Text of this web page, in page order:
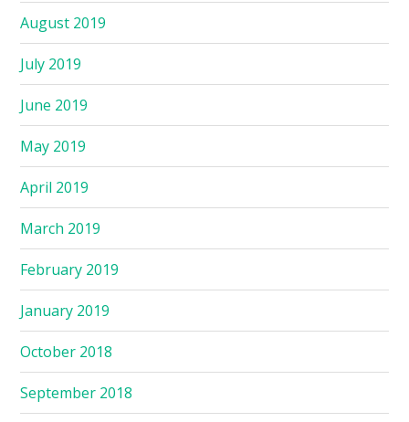
August 2019
July 2019
June 2019
May 2019
April 2019
March 2019
February 2019
January 2019
October 2018
September 2018